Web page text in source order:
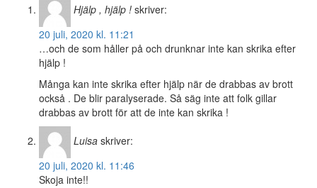
Hjälp , hjälp ! skriver:
20 juli, 2020 kl. 11:21
…och de som håller på och drunknar inte kan skrika efter
hjälp !
Många kan inte skrika efter hjälp när de drabbas av brott
också . De blir paralyserade. Så säg inte att folk gillar
drabbas av brott för att de inte kan skrika !
Luisa skriver:
20 juli, 2020 kl. 11:46
Skoja inte!!